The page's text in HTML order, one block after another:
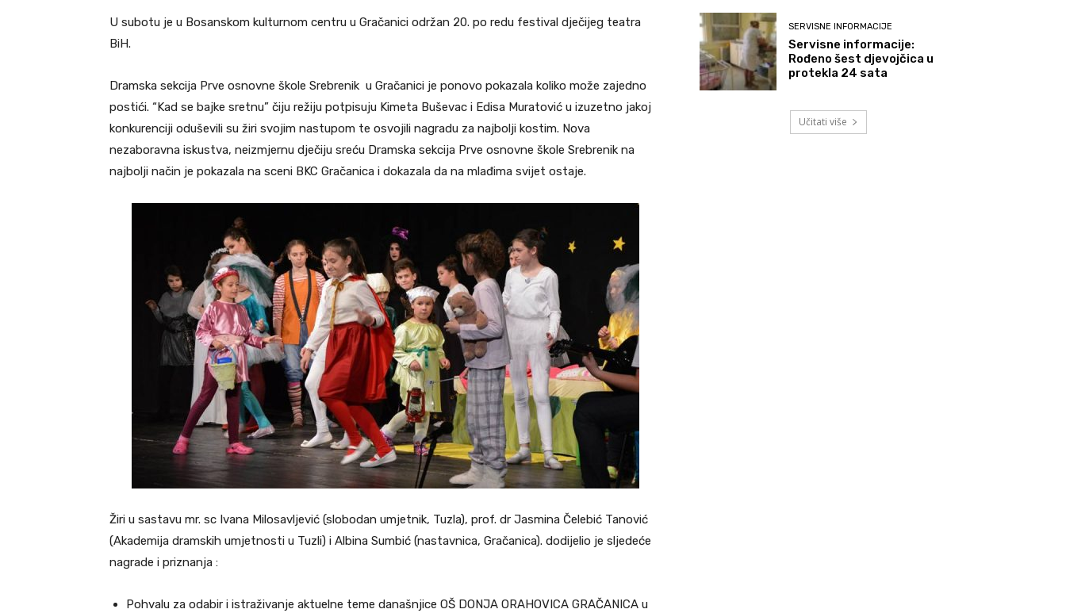
U subotu je u Bosanskom kulturnom centru u Gračanici održan 20. po redu festival dječijeg teatra
BiH.
Dramska sekcija Prve osnovne škole Srebrenik u Gračanici je ponovo pokazala koliko može zajedno
postići. “Kad se bajke sretnu” čiju režiju potpisuju Kimeta Buševac i Edisa Muratović u izuzetno jakoj
konkurenciji oduševili su žiri svojim nastupom te osvojili nagradu za najbolji kostim. Nova
nezaboravna iskustva, neizmjernu dječiju sreću Dramska sekcija Prve osnovne škole Srebrenik na
najbolji način je pokazala na sceni BKC Gračanica i dokazala da na mlađima svijet ostaje.
Žiri u sastavu mr. sc Ivana Milosavljević (slobodan umjetnik, Tuzla), prof. dr Jasmina Čelebić Tanović
(Akademija dramskih umjetnosti u Tuzli) i Albina Sumbić (nastavnica, Gračanica). dodijelio je sljedeće
nagrade i priznanja :
Pohvalu za odabir i istraživanje aktuelne teme današnjice OŠ DONJA ORAHOVICA GRAČANICA u
SERVISNE INFORMACIJE
Servisne informacije:
Rođeno šest djevojčica u
protekla 24 sata
Učitati više